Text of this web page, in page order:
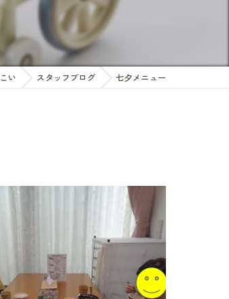
い スタッフブログ 七夕メニュー